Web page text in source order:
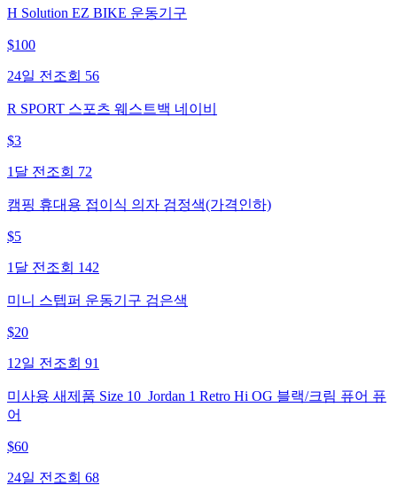
H Solution EZ BIKE 운동기구
$100
24일 전 조회 56
R SPORT 스포츠 웨스트백 네이비
$3
1달 전 조회 72
캠핑 휴대용 접이식 의자 검정색(가격인하)
$5
1달 전 조회 142
미니 스텝퍼 운동기구 검은색
$20
12일 전 조회 91
미사용 새제품 Size 10_Jordan 1 Retro Hi OG 블랙/크림 퓨어 퓨
어
$60
24일 전 조회 68